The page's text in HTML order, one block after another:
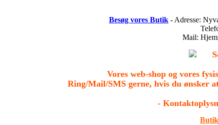
Besøg vores Butik - Adresse:
Mail:
Vores web-shop og vores
Ring/Mail/SMS gerne, hvis du ønsker
-